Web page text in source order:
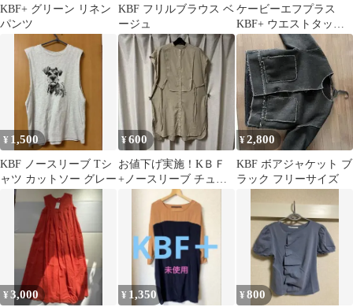
KBF+ グリーン リネン
パンツ
KBF フリルブラウス ベ
ージュ
ケービーエフプラス
KBF+ ウエストタック
ペプラム ブラウス Fサ
イズ
¥ 1,500
KBF ノースリーブ Tシ
ャツ カットソー グレー
¥600
お値下げ実施！KＢＦ
+ノースリーブ チュニ
ック［23］
¥2,800
KBF ボアジャケット ブ
ラック フリーサイズ
¥3,000 ¥ 1,350 ¥800